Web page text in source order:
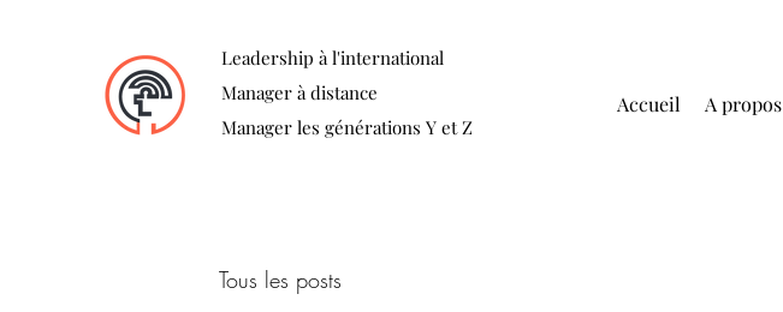
Leadership à l'international
Manager à distance
Manager les générations Y et Z
Accueil A propos
Tous les posts